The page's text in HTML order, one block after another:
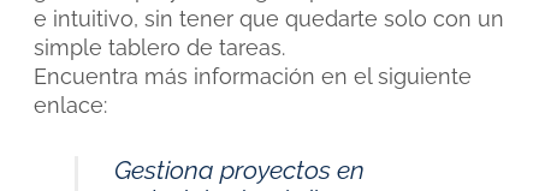
e intuitivo, sin tener que quedarte solo con un
simple tablero de tareas.
Encuentra más información en el siguiente
enlace:
Gestiona proyectos en